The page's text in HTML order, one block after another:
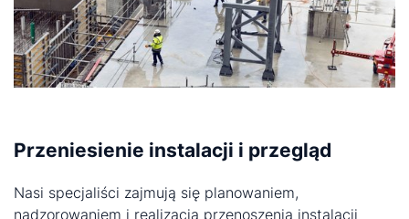
Przeniesienie instalacji i przegląd
Nasi specjaliści zajmują się planowaniem,
nadzorowaniem i realizacją przenoszenia instalacji